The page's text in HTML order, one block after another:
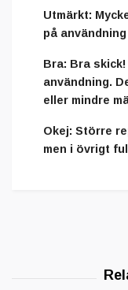
Utmärkt:
på
Bra: Bra
användning.
eller mindre
Okej: Större
men i övrigt